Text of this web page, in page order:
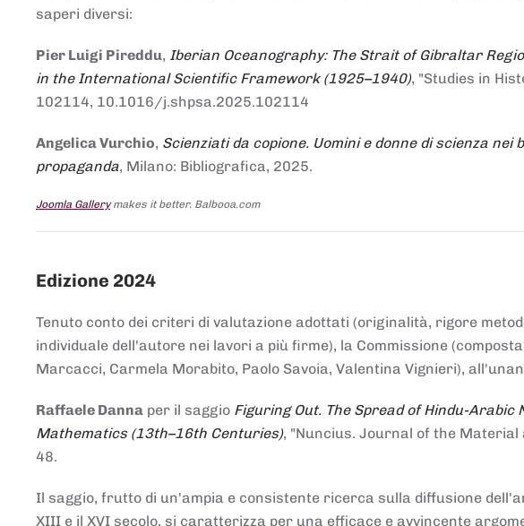
saperi diversi:
Pier Luigi Pireddu, Iberian Oceanography: The Strait of Gibraltar
in the International Scientific Framework (1925–1940), "Studies in
102114, 10.1016/j.shpsa.2025.102114
Angelica Vurchio, Scienziati da copione. Uomini e donne di scienza
propaganda, Milano: Bibliografica, 2025.
Joomla Gallerymakes it better. Balbooa.com
Edizione 2024
Tenuto conto dei criteri di valutazione adottati (originalità, rigore
individuale dell'autore nei lavori a più firme), la Commissione
Marcacci, Carmela Morabito, Paolo Savoia, Valentina Vignieri),
Raffaele Danna per il saggio Figuring Out. The Spread of Hindu-
Mathematics (13th–16th Centuries), "Nuncius. Journal of the Material
48.
Il saggio, frutto di un'ampia e consistente ricerca sulla diffusione
XIII e il XVI secolo, si caratterizza per una efficace e avvincente